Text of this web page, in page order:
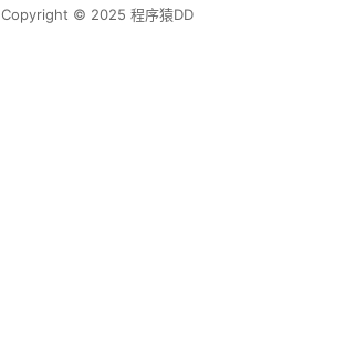
Copyright © 2025 程序猿DD